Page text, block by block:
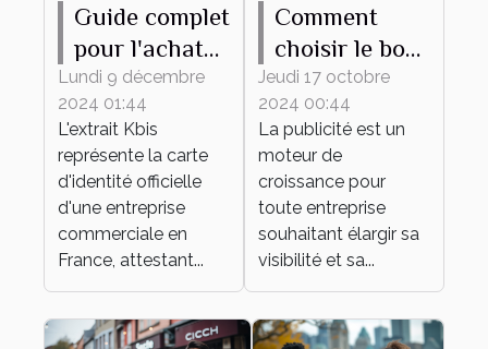
Guide complet
pour l'achat
d'extraits Kbis
en ligne pour
les entreprises
Lundi 9 décembre
2024 01:44
L'extrait Kbis
représente la carte
d'identité officielle
d'une entreprise
commerciale en
France, attestant...
Comment
choisir le bon
type de ballon
pour votre
campagne
publicitaire
Jeudi 17 octobre
2024 00:44
La publicité est un
moteur de
croissance pour
toute entreprise
souhaitant élargir sa
visibilité et sa...